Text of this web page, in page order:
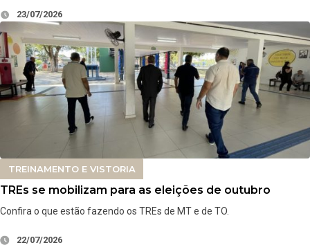
23/07/2026
TREINAMENTO E VISTORIA
TREs se mobilizam para as eleições de outubro
Confira o que estão fazendo os TREs de MT e de TO.
22/07/2026